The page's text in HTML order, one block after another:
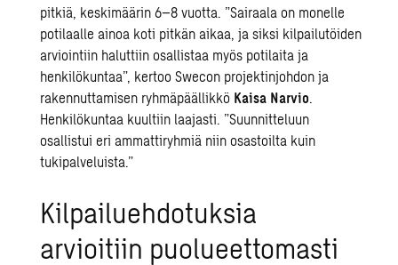
pitkiä, keskimäärin 6–8 vuotta. ”Sairaala on monelle
potilaalle ainoa koti pitkän aikaa, ja siksi kilpailutöiden
arviointiin haluttiin osallistaa myös potilaita ja
henkilökuntaa”, kertoo Swecon projektinjohdon ja
rakennuttamisen ryhmäpäällikkö Kaisa Narvio.
Henkilökuntaa kuultiin laajasti. ”Suunnitteluun
osallistui eri ammattiryhmiä niin osastoilta kuin
tukipalveluista.”
Kilpailuehdotuksia
arvioitiin puolueettomasti